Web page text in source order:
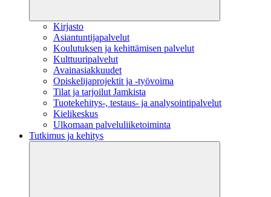
Kirjasto
Asiantuntijapalvelut
Koulutuksen ja kehittämisen palvelut
Kulttuuripalvelut
Avainasiakkuudet
Opiskelijaprojektit​ ja -työvoima
Tilat ja tarjoilut Jamkista
Tuotekehitys-, testaus- ja analysointipalvelut
Kielikeskus
Ulkomaan palveluliiketoiminta
Tutkimus ja kehitys